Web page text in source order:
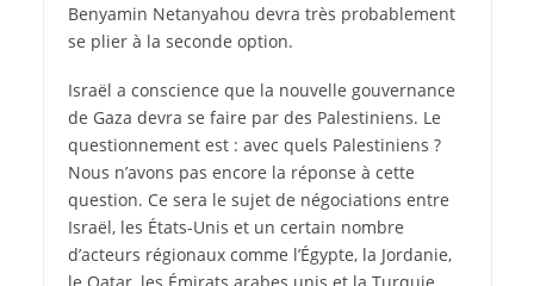
Benyamin Netanyahou devra très probablement
se plier à la seconde option.
Israël a conscience que la nouvelle gouvernance
de Gaza devra se faire par des Palestiniens. Le
questionnement est : avec quels Palestiniens ?
Nous n’avons pas encore la réponse à cette
question. Ce sera le sujet de négociations entre
Israël, les États-Unis et un certain nombre
d’acteurs régionaux comme l’Égypte, la Jordanie,